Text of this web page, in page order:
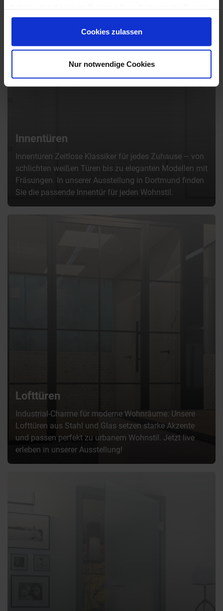
gesammelt haben.
Cookies zulassen
Nur notwendige Cookies
Innentüren
Innentüren Zeitlose Klassiker für jedes Zuhause – von
schlichten weißen Türen bis zu eleganten Modellen mit
Fräsungen. In unserer Ausstellung in Dortmund finden
Sie die passende Innentür für jeden Wohnstil.
Lofttüren
Industrial-Charme für moderne Wohnräume: Unsere
Lofttüren aus Stahl und Glas setzen starke Akzente
und passen perfekt zu urbanem Wohnstil. Jetzt live
erleben in unserer Ausstellung!